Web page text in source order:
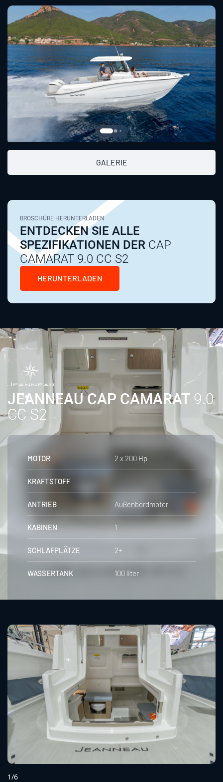
GALERIE
BROSCHÜRE HERUNTERLADEN
ENTDECKEN SIE ALLE
SPEZIFIKATIONEN DER CAP
CAMARAT 9.0 CC S2
HERUNTERLADEN
JEANNEAU CAP CAMARAT 9.0
CC S2
MOTOR 2 x 200 Hp
KRAFTSTOFF
ANTRIEB Außenbordmotor
KABINEN 1
SCHLAFPLÄTZE 2+
WASSERTANK 100 liter
1/6